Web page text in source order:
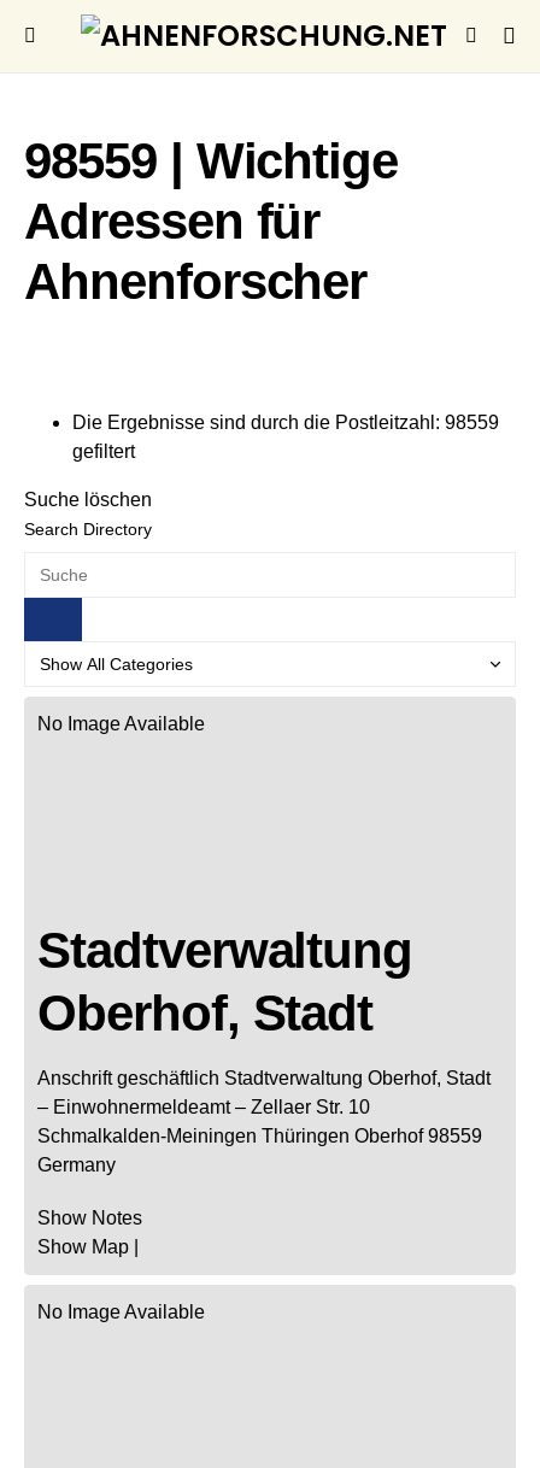
98559 | Wichtige
Adressen für
Ahnenforscher
Die Ergebnisse sind durch die Postleitzahl: 98559
gefiltert
Suche löschen
Search Directory
No Image Available
Stadtverwaltung
Oberhof, Stadt
Anschrift geschäftlich Stadtverwaltung Oberhof, Stadt
– Einwohnermeldeamt – Zellaer Str. 10
Schmalkalden-Meiningen Thüringen Oberhof 98559
Germany
Show Notes
Show Map
No Image Available